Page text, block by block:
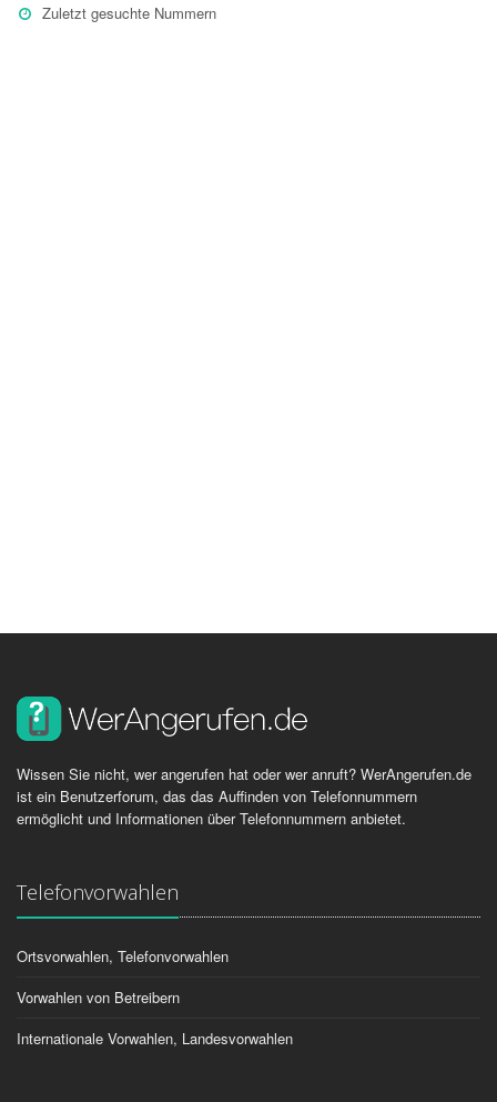
Zuletzt gesuchte Nummern
Wissen Sie nicht, wer angerufen hat oder wer anruft? WerAngerufen.de
ist ein Benutzerforum, das das Auffinden von Telefonnummern
ermöglicht und Informationen über Telefonnummern anbietet.
Telefonvorwahlen
Ortsvorwahlen, Telefonvorwahlen
Vorwahlen von Betreibern
Internationale Vorwahlen, Landesvorwahlen